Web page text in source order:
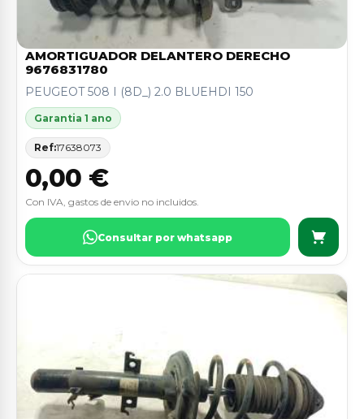
AMORTIGUADOR DELANTERO DERECHO
9676831780
PEUGEOT 508 I (8D_) 2.0 BLUEHDI 150
Garantia 1 ano
Ref:17638073
0,00 €
Con IVA, gastos de envio no incluidos.
Consultar por whatsapp